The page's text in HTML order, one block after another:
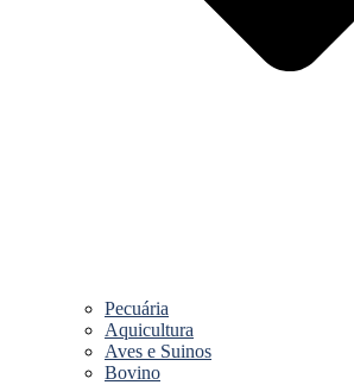
Pecuária
Aquicultura
Aves e Suinos
Bovino